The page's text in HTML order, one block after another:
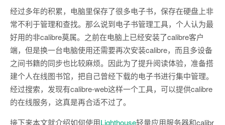
经过多年的积累，电脑里保存了很多电子书，保存在硬盘上非
常不利于管理和查找。那么说到电子书管理工具，个人认为最
好用的非calibre莫属。之前在电脑上已经安装了calibre客户
端，但是换一台电脑使用还需要再次安装calibre，而且多设备
之间书籍的同步也比较麻烦。因此为了提升阅读体验，准备搭
建个人在线图书馆，把自己曾经下载的电子书进行集中管理。
经过搜索，发现有calibre-web这样一个工具，可以提供calibre
的在线服务，这真是再合适不过了。
接下来本文就介绍如何使用Lighthouse轻量应用服务器和calibr